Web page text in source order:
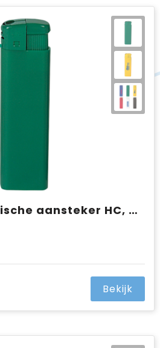
Platte elektronische aansteker HC, navulbaar SALE
Bekijk